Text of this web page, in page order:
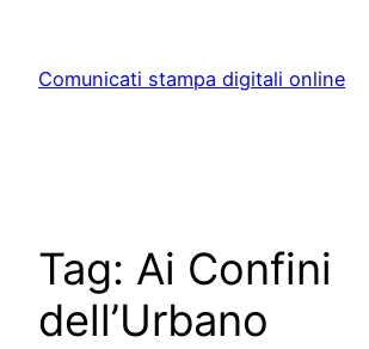
content
Comunicati stampa digitali online
Tag: Ai Confini
dell’Urbano